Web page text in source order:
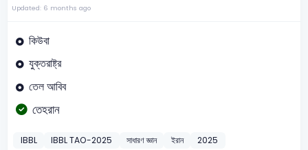
Updated: 6 months ago
কিউবা
যুক্তরাষ্ট্র
তেল আবিব
তেহরান
IBBL IBBL TAO-2025 সাধারণ জ্ঞান ইরান 2025